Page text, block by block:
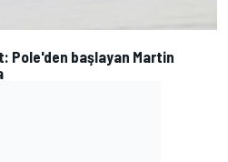
Pole'den başlayan Martin